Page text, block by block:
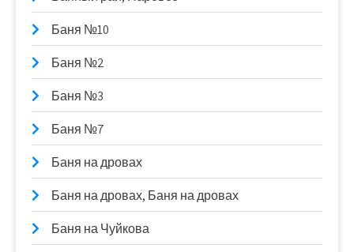
Баня №10
Баня №2
Баня №3
Баня №7
Баня на дровах
Баня на дровах, Баня на дровах
Баня на Чуйкова